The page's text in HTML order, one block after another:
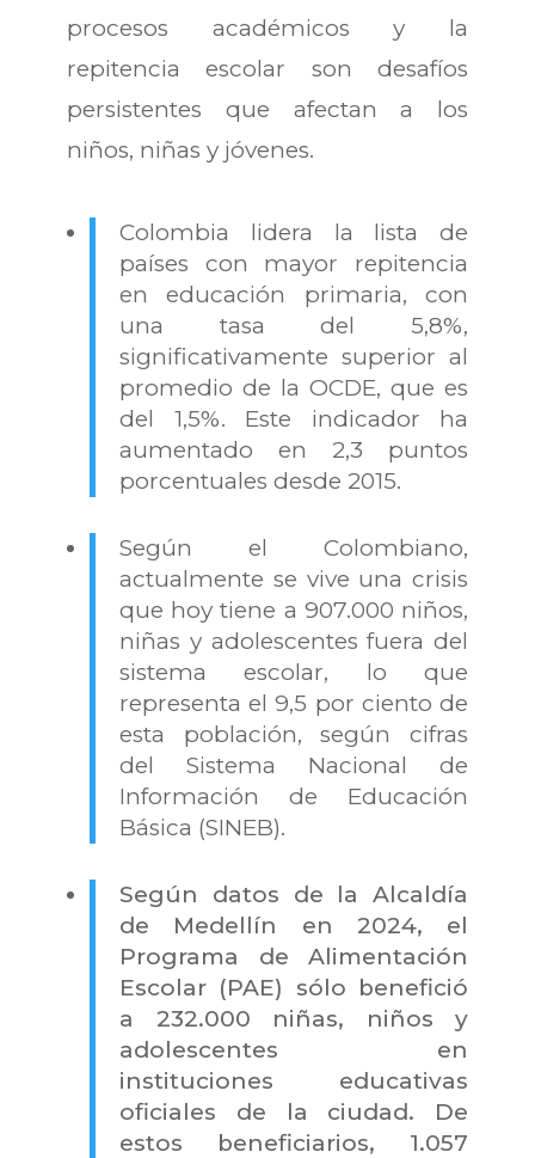
procesos académicos y la
repitencia escolar son desafíos
persistentes que afectan a los
niños, niñas y jóvenes.
Colombia lidera la lista de
países con mayor repitencia
en educación primaria, con
una tasa del 5,8%,
significativamente superior al
promedio de la OCDE, que es
del 1,5%. Este indicador ha
aumentado en 2,3 puntos
porcentuales desde 2015.
Según el Colombiano,
actualmente se vive una crisis
que hoy tiene a 907.000 niños,
niñas y adolescentes fuera del
sistema escolar, lo que
representa el 9,5 por ciento de
esta población, según cifras
del Sistema Nacional de
Información de Educación
Básica (SINEB).
Según datos de la Alcaldía
de Medellín en 2024, el
Programa de Alimentación
Escolar (PAE) sólo benefició
a 232.000 niñas, niños y
adolescentes en
instituciones educativas
oficiales de la ciudad. De
estos beneficiarios, 1.057